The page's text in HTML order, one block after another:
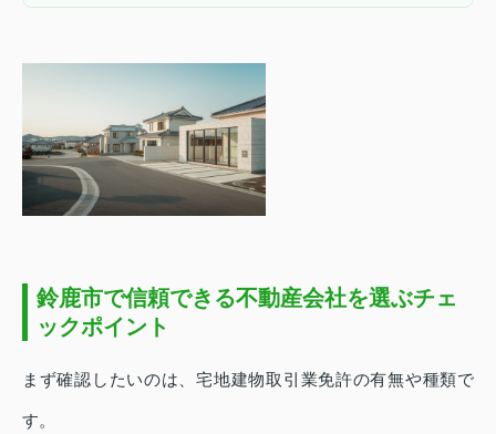
鈴鹿市で信頼できる不動産会社を選ぶチェ
ックポイント
まず確認したいのは、宅地建物取引業免許の有無や種類で
す。